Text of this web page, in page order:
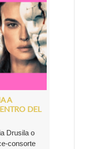
A
DEL
Drusila o
consorte